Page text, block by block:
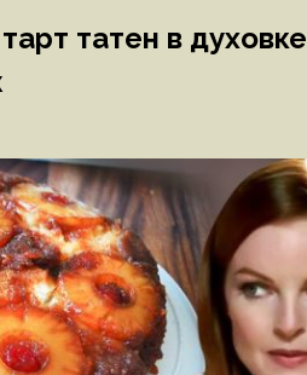
татен в духовке